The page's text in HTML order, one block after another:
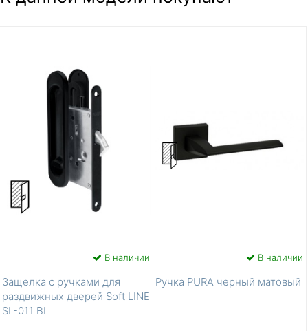
В наличии
Защелка с ручками для
раздвижных дверей Soft LINE
SL-011 BL
В наличии
Ручка PURA черный матовый